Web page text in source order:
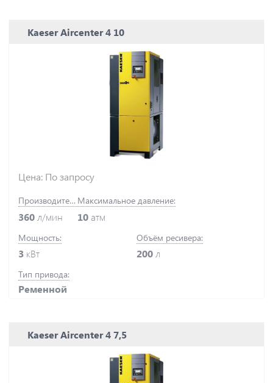
Kaeser Aircenter 4 10
Цена: По запросу
Производительность:
360 л/мин
Максимальное давление:
10 атм
Мощность:
3 кВт
Объём ресивера:
200л
Тип привода:
Ременной
Kaeser Aircenter 4 7,5